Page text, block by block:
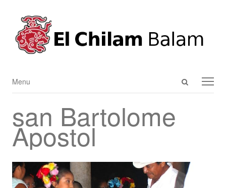
Open
Menu
Menu
san Bartolome
Apostol